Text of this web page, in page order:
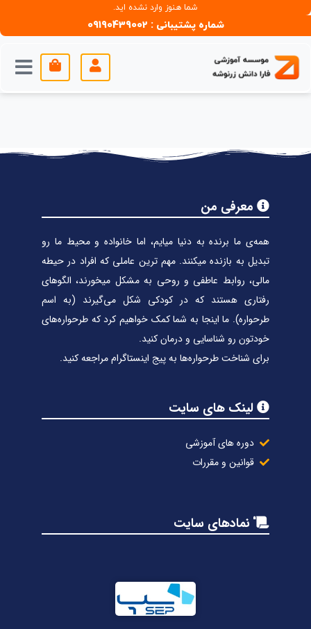
شما هنوز وارد نشده اید.
شماره پشتیبانی : 09190439002
معرفی من
همه‌ی ما برنده به دنیا میایم، اما خانواده و محیط ما رو
تبدیل به بازنده میکنند. مهم ترین عاملی که افراد در حیطه
مالی، روابط عاطفی و روحی به مشکل میخورند، الگوهای
رفتاری هستند که در کودکی شکل می‌گیرند (به اسم
طرحواره). ما اینجا به شما کمک خواهیم کرد که طرحواره‌های
خودتون رو شناسایی و درمان کنید.
برای شناخت طرحواره‌ها به پیج اینستاگرام مراجعه کنید.
لینک های سایت
دوره های آموزشی
قوانین و مقررات
نمادهای سایت